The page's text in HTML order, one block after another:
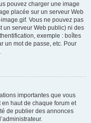
pouvez charger une image
placée sur un serveur Web
Vous ne pouvez pas
un serveur Web public) ni des
exemple : boîtes
un mot de passe, etc. Pour
importantes que vous
haut de chaque forum et
de publier des annonces